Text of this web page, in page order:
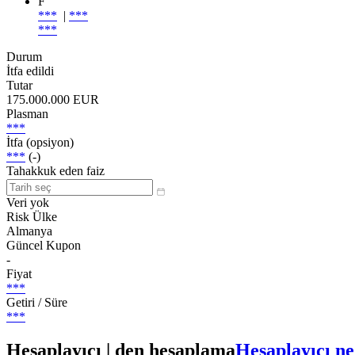
*** | ***
***
Durum
İtfa edildi
Tutar
175.000.000 EUR
Plasman
***
İtfa (opsiyon)
*** (-)
Tahakkuk eden faiz
Veri yok
Risk Ülke
Almanya
Güncel Kupon
-
Fiyat
***
Getiri / Süre
***
Hesaplayıcı | den hesaplamaHesaplayıcı